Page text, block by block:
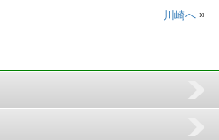
川崎へ »